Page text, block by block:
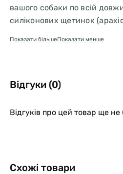
вашого собаки по всій
силіконових щетинок
Килимок ДЕКСАС для
уваги допомагає заспокоїти
злизування
УНІВЕРСАЛЬНО ПРИ БУДЬ-
Показати більшеПоказати менше
Відгуки (0)
Відгуків про цей товар ще не
Схожі товари